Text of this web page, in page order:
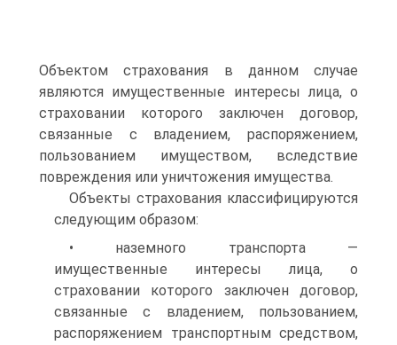
Объектом страхования в данном случае
являются имущественные интересы лица, о
страхо­вании которого заключен договор,
связанные с владением, распоря­жением,
пользованием имуществом, вследствие
повреждения или уничтожения имущества.
Объекты страхования классифицируются
следующим образом:
• наземного транспорта —
имущественные интересы лица, о
страховании которого заключен договор,
связанные с владением, пользованием,
распоряжением транспортным средством,